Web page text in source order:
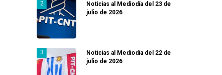
Noticias al Mediodía del 23 de
julio de 2026
Noticias al Mediodía del 22 de
julio de 2026